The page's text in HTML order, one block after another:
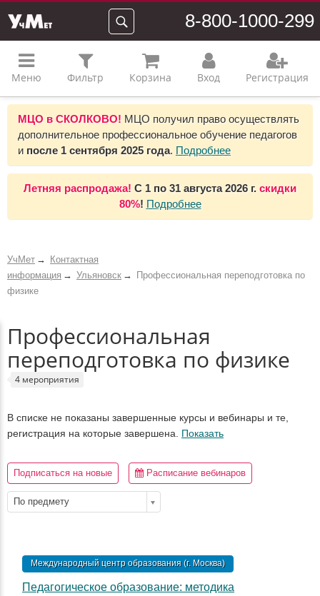
8-800-1000-299
Меню Фильтр Корзина Вход Регистрация
МЦО в СКОЛКОВО! МЦО получил право осуществлять
дополнительное профессиональное обучение педагогов
и после 1 сентября 2025 года. Подробнее
Летняя распродажа! С 1 по 31 августа 2026 г. скидки
80%! Подробнее
УчМет
Контактная
информация
Ульяновск
Профессиональная переподготовка по
физике
Профессиональная
переподготовка по физике
4 мероприятия
В списке не показаны завершенные курсы и вебинары и те,
регистрация на которые завершена. Показать
Подписаться на новые Расписание вебинаров
По предмету
Международный центр образования (г. Москва)
Педагогическое образование: методика